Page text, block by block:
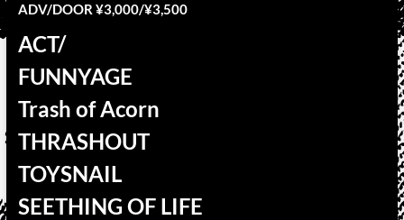
ADV/DOOR ¥3,000/¥3,500
ACT/
FUNNYAGE
Trash of Acorn
THRASHOUT
TOYSNAIL
SEETHING OF LIFE